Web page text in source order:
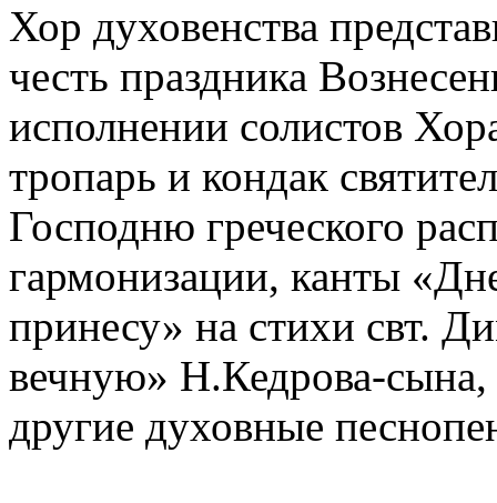
Хор духовенства
честь праздника
исполнении солистов
тропарь и кондак
Господню греческого
гармонизации, канты
принесу» на стихи свт.
вечную» Н.Кедрова-
другие духовные